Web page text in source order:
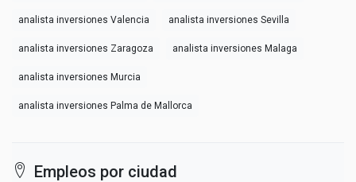
analista inversiones Valencia analista inversiones Sevilla
analista inversiones Zaragoza analista inversiones Malaga
analista inversiones Murcia
analista inversiones Palma de Mallorca
Empleos por ciudad